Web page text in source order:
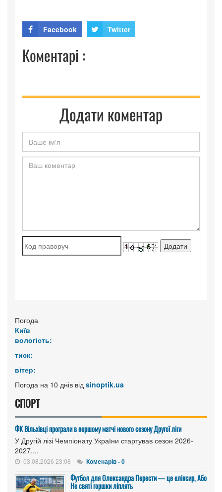
Facebook Twitter
Коментарі :
Додати коментар
Погода
Київ
вологість:
тиск:
вітер:
Погода на 10 днів від sinoptik.ua
СПОРТ
ФК Вільхівці програли в першому матчі нового сезону Другої ліги
У Другій лізі Чемпіонату України стартував сезон 2026-
2027....
03.08.2026 23:08 Коменарів - 0
Футбол для Олександра Перести — це еліксир, Або
Не святі горшки ліплять